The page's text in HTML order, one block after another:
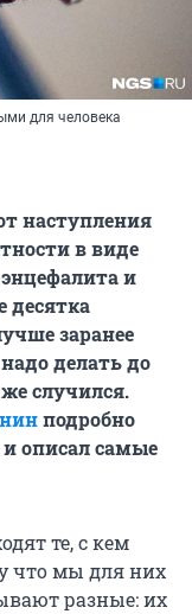
для человека
наступления
в виде
и
десятка
заранее
делать до
случился.
подробно
и описал самые
те, с кем
что мы для них
разные: их